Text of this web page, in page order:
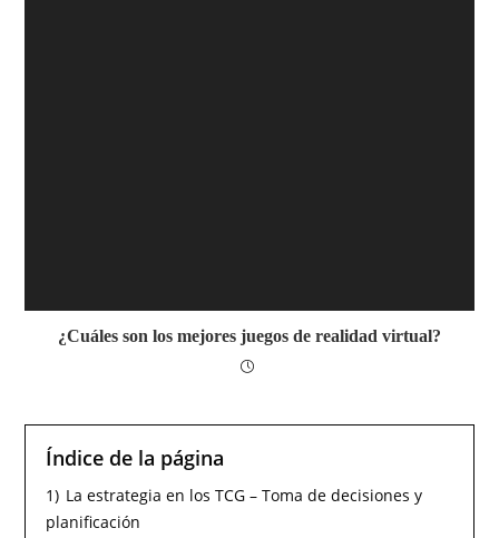
¿Cuáles son los mejores juegos de realidad virtual?
Índice de la página
1) La estrategia en los TCG – Toma de decisiones y
planificación